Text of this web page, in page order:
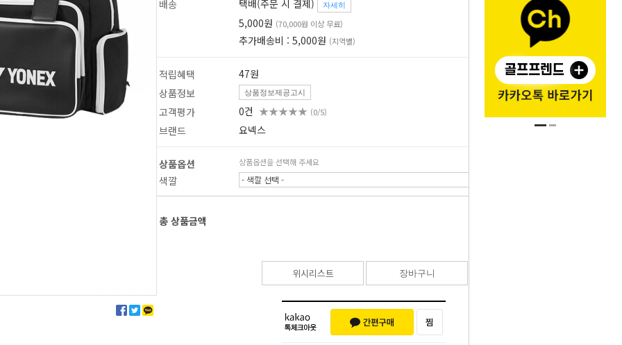
배송 택배(주문 시 결제) 자세히
5,000원 (70,000원 이상 무료)
추가배송비 : 5,000원 (지역별)
적립혜택
47원
상품정보
상품정보제공고시
고객평가 0건 ★★★★★ (0/5)
브랜드 요넥스
상품옵션 상품옵션을 선택해 주세요
색깔 - 색깔 선택 -
총 상품금액
위시리스트 장바구니